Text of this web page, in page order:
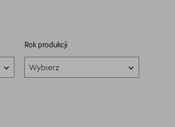
Rok produkcji
Wybierz